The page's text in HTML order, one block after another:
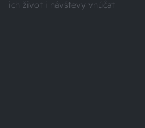
ich život i návštevy vnúčat